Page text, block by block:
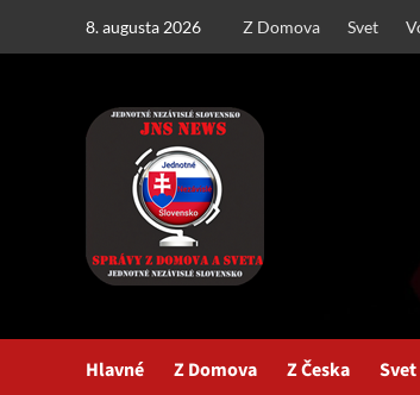
8. augusta 2026 Z Domova Svet
Hlavné Z Domova Z Česka Svet